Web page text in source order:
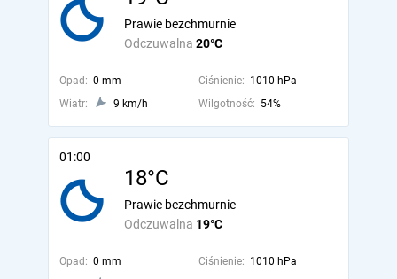
Odczuwalna 20°C
Prawie bezchmurnie
Opad: 0 mm Ciśnienie: 1010 hPa
Wiatr:
9 km/h Wilgotność: 54%
01:00
18°C
Odczuwalna 19°C
Prawie bezchmurnie
Opad: 0 mm Ciśnienie: 1010 hPa